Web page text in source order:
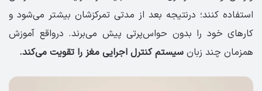
استفاده کنند؛ درنتیجه بعد از مدتی تمرکزشان بیشتر می‌شود و
کارهای خود را بدون حواس‌پرتی پیش می‌برند. درواقع آموزش
همزمان چند زبان سیستم کنترل اجرایی مغز را تقویت می‌کند.